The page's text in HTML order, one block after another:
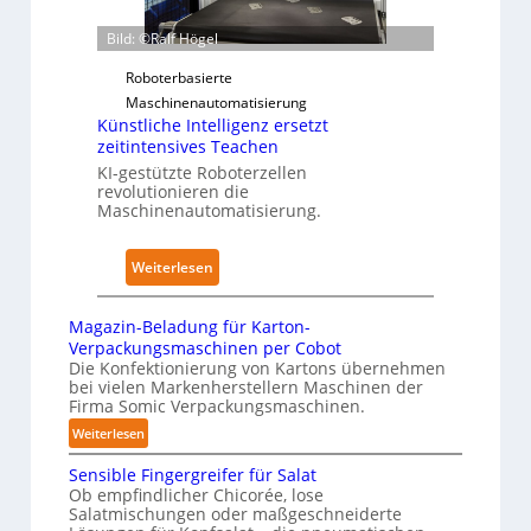
w
k
f
ü
r
P
s
c
a
l
A
t
a
d
i
m
K
r
a
k
e
h
a
u
s
r
z
u
d
e
n
A
u
w
r
k
u
n
g
n
v
o
n
Bild: ©Ralf Högel
Roboterbasierte
Maschinenautomatisierung
Künstliche Intelligenz ersetzt
zeitintensives Teachen
KI-gestützte Roboterzellen
revolutionieren die
Maschinenautomatisierung.
Weiterlesen
K
n
s
t
l
c
h
e
Magazin-Beladung für Karton-
Verpackungsmaschinen per Cobot
Die Konfektionierung von Kartons übernehmen
bei vielen Markenherstellern Maschinen der
Firma Somic Verpackungsmaschinen.
Weiterlesen:
M
a
g
a
Sensible Fingergreifer für Salat
Ob empfindlicher Chicorée, lose
Salatmischungen oder maßgeschneiderte